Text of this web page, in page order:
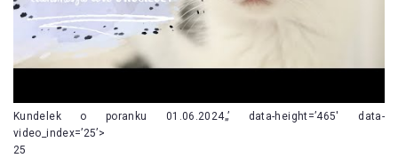
Kundelek o poranku 01.06.2024„’ data-height=’465′ data-
video_index=’25’>
25